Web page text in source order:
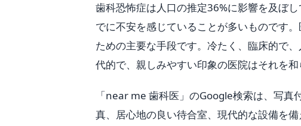
歯科恐怖症は人口の推定36%に影響を及ぼ
でに不安を感じていることが多いものです
ための主要な手段です。冷たく、臨床的で
代的で、親しみやすい印象の医院はそれを和
「near me 歯科医」のGoogle検索は、写
真、居心地の良い待合室、現代的な設備を